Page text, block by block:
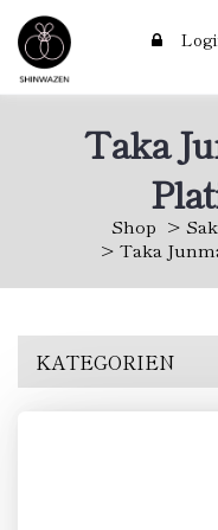
Taka
Shop
Taka
KATEGORIEN